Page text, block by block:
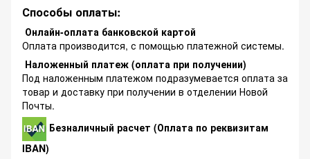
Способы оплаты:
Онлайн-оплата банковской картой
Оплата производится, с помощью платежной системы.
Наложенный платеж (оплата при получении)
Под наложенным платежом подразумевается оплата за
товар и доставку при получении в отделении Новой
Почты.
Безналичный расчет (Оплата по реквизитам
IBAN)